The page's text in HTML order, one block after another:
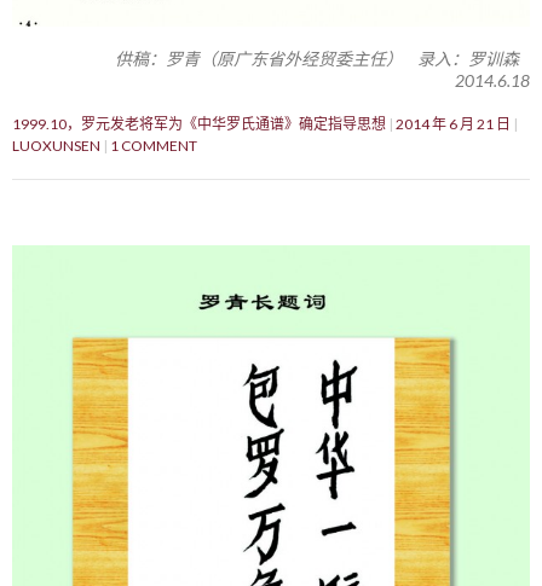
供稿：罗青（原广东省外经贸委主任） 录入：罗训森
2014.6.18
1999.10，罗元发老将军为《中华罗氏通谱》确定指导思想 2014 年 6 月 21 日
LUOXUNSEN
1 COMMENT